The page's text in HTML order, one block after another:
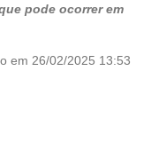
pode ocorrer em
em 26/02/2025 13:53